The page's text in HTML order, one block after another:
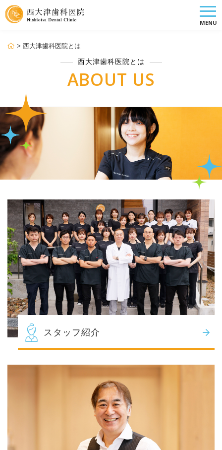
MENU
> 西大津歯科医院とは
西大津歯科医院とは
ABOUT US
スタッフ紹介
077−526−2696
初めての方のみWEB予